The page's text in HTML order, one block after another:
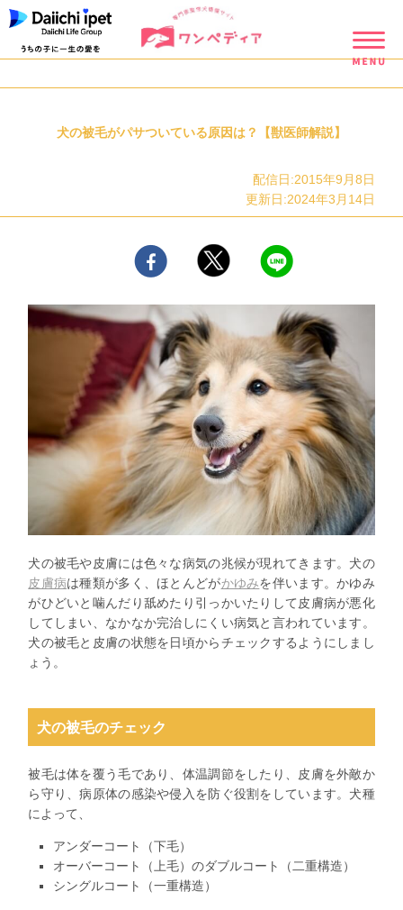
犬の被毛がパサついている原因は？【獣医師解説】
配信日:2015年9月8日
更新日:2024年3月14日
犬の被毛や皮膚には色々な病気の兆候が現れてきます。犬の
皮膚病は種類が多く、ほとんどがかゆみを伴います。かゆみ
がひどいと噛んだり舐めたり引っかいたりして皮膚病が悪化
してしまい、なかなか完治しにくい病気と言われています。
犬の被毛と皮膚の状態を日頃からチェックするようにしまし
ょう。
犬の被毛のチェック
被毛は体を覆う毛であり、体温調節をしたり、皮膚を外敵か
ら守り、病原体の感染や侵入を防ぐ役割をしています。犬種
によって、
アンダーコート（下毛）
オーバーコート（上毛）のダブルコート（二重構造）
シングルコート（一重構造）